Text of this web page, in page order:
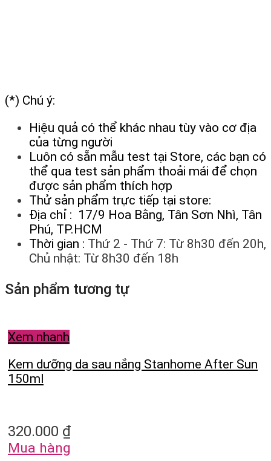
(*) Chú ý:
Hiệu quả có thể khác nhau tùy vào cơ địa
của từng người
Luôn có sẵn mẫu test tại Store, các bạn có
thể qua test sản phẩm thoải mái để chọn
được sản phẩm thích hợp
Thử sản phẩm trực tiếp tại store:
Địa chỉ : 17/9 Hoa Bằng, Tân Sơn Nhì, Tân
Phú, TP.HCM
Thời gian : Thứ 2 - Thứ 7: Từ 8h30 đến 20h,
Chủ nhật: Từ 8h30 đến 18h
Sản phẩm tương tự
Xem nhanh
Kem dưỡng da sau nắng Stanhome After Sun
150ml
320.000 ₫
Mua hàng